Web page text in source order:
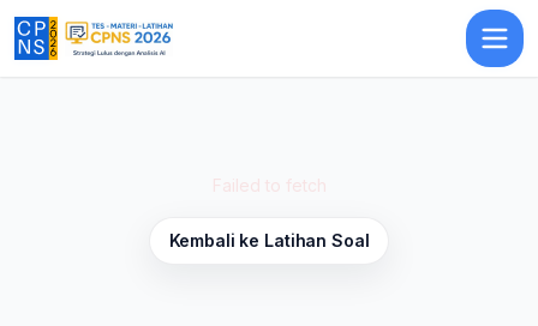
Kembali ke Latihan Soal